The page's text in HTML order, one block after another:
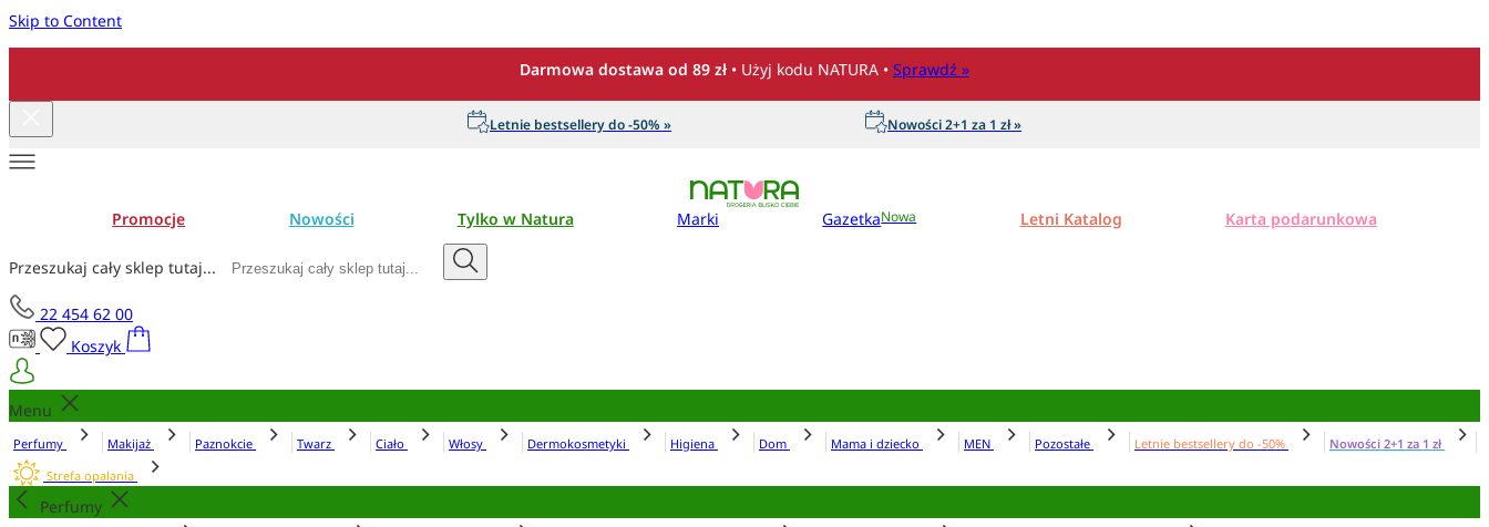
Skip to Content
Darmowa dostawa od 89 zł • Użyj kodu NATURA • Sprawdź »
Letnie bestsellery do -50% » Nowości 2+1 za 1 zł »
Promocje Nowości Tylko w Natura Marki GazetkaNowa Letni Katalog Karta podarunkowa
Przeszukaj cały sklep tutaj...
22 454 62 00
Koszyk
Menu
Perfumy Makijaż Paznokcie Twarz Ciało Włosy Dermokosmetyki Higiena Dom Mama i dziecko MEN Pozostałe Letnie bestsellery do -50%
Nowości 2+1 za 1 zł
Strefa opalania
Perfumy